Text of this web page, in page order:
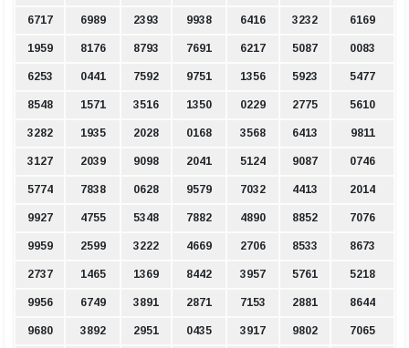
6717 6989 2393 9938 6416 3232 6169
1959 8176 8793 7691 6217 5087 0083
6253 0441 7592 9751 1356 5923 5477
8548 1571 3516 1350 0229 2775 5610
3282 1935 2028 0168 3568 6413 9811
3127 2039 9098 2041 5124 9087 0746
5774 7838 0628 9579 7032 4413 2014
9927 4755 5348 7882 4890 8852 7076
9959 2599 3222 4669 2706 8533 8673
2737 1465 1369 8442 3957 5761 5218
9956 6749 3891 2871 7153 2881 8644
9680 3892 2951 0435 3917 9802 7065